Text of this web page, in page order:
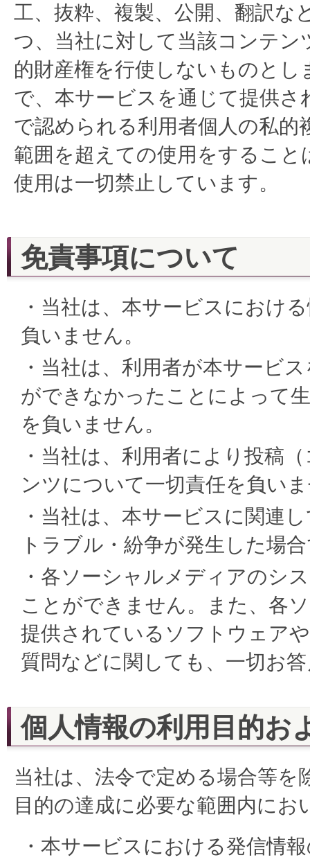
工、抜粋、複製、公開、翻訳な
つ、当社に対して当該コンテ
的財産権を行使しないものと
で、本サービスを通じて提供
で認められる利用者個人の私
範囲を超えての使用をするこ
使用は一切禁止しています。
免責事項について
・当社は、本サービスにおけ
負いません。
・当社は、利用者が本サービ
ができなかったことによって
を負いません。
・当社は、利用者により投稿
ンツについて一切責任を負い
・当社は、本サービスに関連
トラブル・紛争が発生した場
・各ソーシャルメディアのシ
ことができません。また、各
提供されているソフトウェア
質問などに関しても、一切お
個人情報の利用目的お
当社は、法令で定める場合等を
目的の達成に必要な範囲内にお
・本サービスにおける発信情